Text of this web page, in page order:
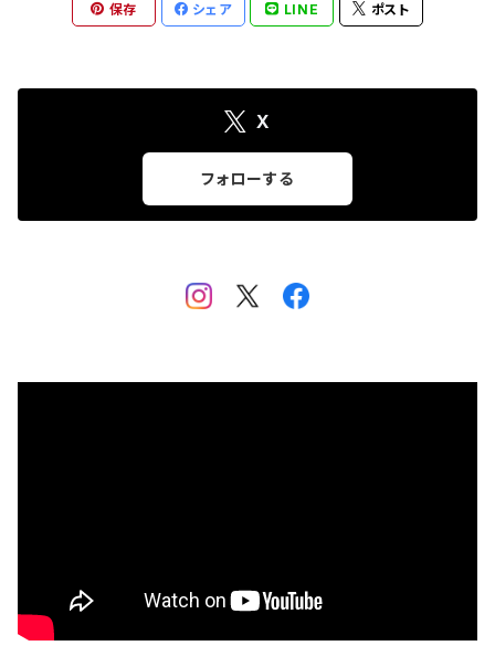
ノート・メモ帳
ペン・筆記用具
ヘアゴム
上田創画堂
To.t（たあと）
保存 シェア LINE ポスト
X
フォローする